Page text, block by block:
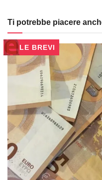
Ti potrebbe piacere
LE BREVI